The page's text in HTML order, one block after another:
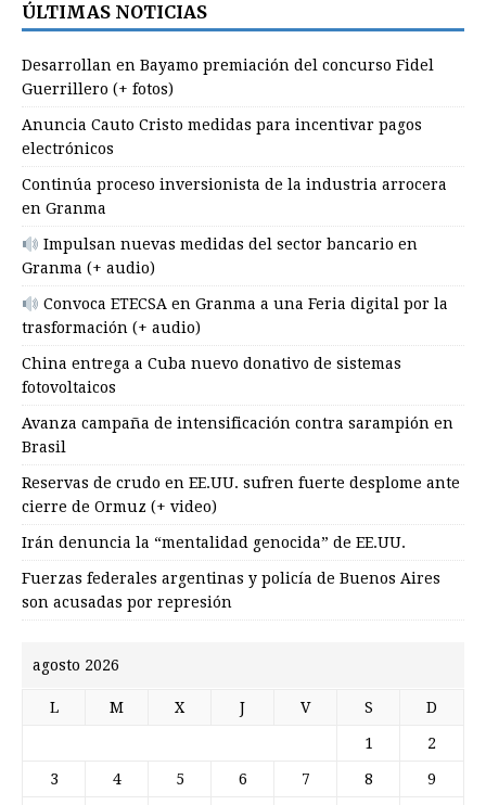
ÚLTIMAS NOTICIAS
Desarrollan en Bayamo premiación del concurso Fidel
Guerrillero (+ fotos)
Anuncia Cauto Cristo medidas para incentivar pagos
electrónicos
Continúa proceso inversionista de la industria arrocera
en Granma
Impulsan nuevas medidas del sector bancario en
Granma (+ audio)
Convoca ETECSA en Granma a una Feria digital por la
trasformación (+ audio)
China entrega a Cuba nuevo donativo de sistemas
fotovoltaicos
Avanza campaña de intensificación contra sarampión en
Brasil
Reservas de crudo en EE.UU. sufren fuerte desplome ante
cierre de Ormuz (+ video)
Irán denuncia la “mentalidad genocida” de EE.UU.
Fuerzas federales argentinas y policía de Buenos Aires
son acusadas por represión
agosto 2026
L M X J V S D
1 2
3 4 5 6 7 8 9